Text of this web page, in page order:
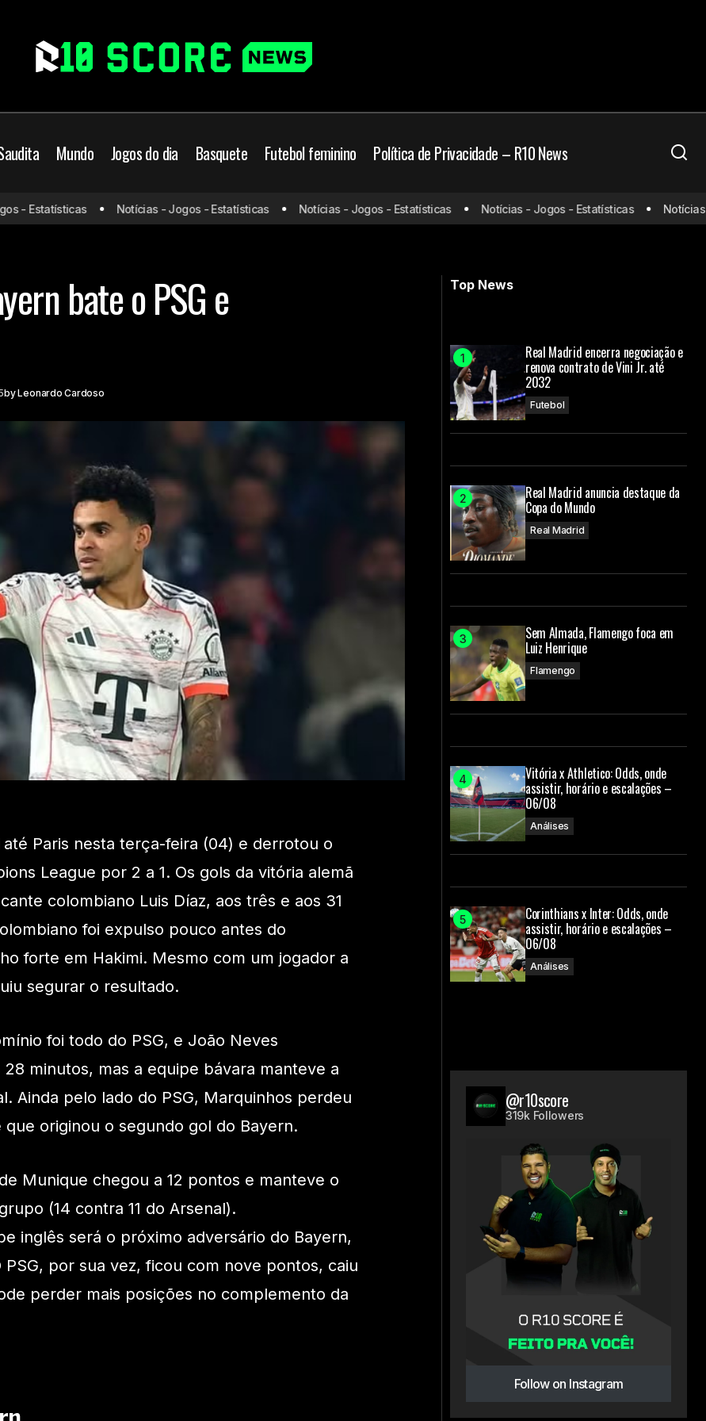
Mundo Jogos do dia Basquete Futebol feminino Política de Privacidade – R10 News
de Munique PSG Luis Díaz brilha, Bayern bate o PSG e mantém 100%
Conmebol define horário da final entre
Palmeiras e Flamengo
- Estatísticas Notícias - Jogos - Estatísticas Notícias - Jogos - Estatísticas Notícias - Jogos - Estatísticas Notícias -
bate o PSG e
byLeonardo Cardoso
Paris nesta terça-feira (04) e derrotou o
League por 2 a 1. Os gols da vitória alemã
colombiano Luis Díaz, aos três e aos 31
foi expulso pouco antes do
forte em Hakimi. Mesmo com um jogador a
segurar o resultado.
foi todo do PSG, e João Neves
minutos, mas a equipe bávara manteve a
Ainda pelo lado do PSG, Marquinhos perdeu
originou o segundo gol do Bayern.
Munique chegou a 12 pontos e manteve o
(14 contra 11 do Arsenal).
inglês será o próximo adversário do Bayern,
PSG, por sua vez, ficou com nove pontos, caiu
perder mais posições no complemento da
Top News
Real Madrid encerra negociação e
renova contrato de Vini Jr. até
2032
Futebol
Real Madrid anuncia destaque da
Copa do Mundo
Real Madrid
Sem Almada, Flamengo foca em
Luiz Henrique
Flamengo
Vitória x Athletico: Odds, onde
assistir, horário e escalações –
06/08
Análises
Corinthians x Inter: Odds, onde
assistir, horário e escalações –
06/08
Análises
@r10score
319k Followers
Follow on Instagram